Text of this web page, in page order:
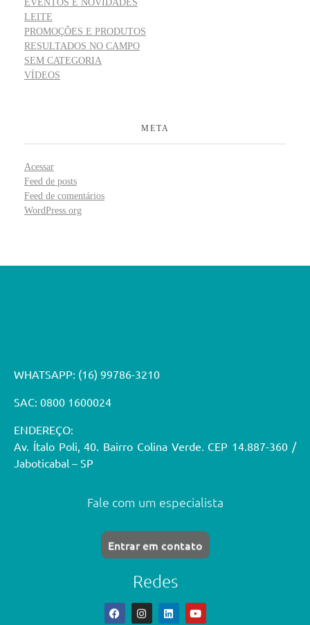
EVENTOS E NOVIDADES
LEITE
PROMOÇÕES E PRODUTOS
RESULTADOS NO CAMPO
SEM CATEGORIA
VÍDEOS
META
Acessar
Feed de posts
Feed de comentários
WordPress.org
WHATSAPP: (16) 99786-3210
SAC: 0800 1600024
ENDEREÇO:
Av. Ítalo Poli, 40. Bairro Colina Verde. CEP 14.887-360 /
Jaboticabal – SP
Fale com um especialista
Entrar em contato
Redes